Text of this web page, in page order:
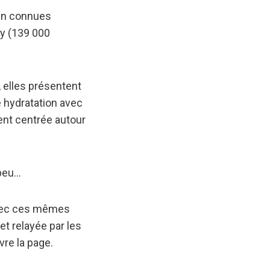
connues
(139 000
elles présentent
hydratation avec
centrée autour
ces mêmes
relayée par les
la page.